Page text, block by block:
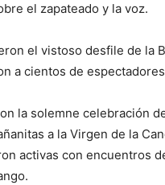
el zapateado y la voz.
el vistoso desfile de la
a cientos de
la solemne celebración
a la Virgen de la
activas con encuentros